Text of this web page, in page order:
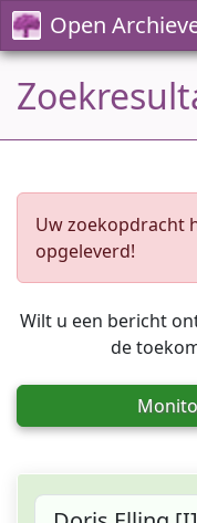
Open
Uw zoekopdracht
opgeleverd!
Wilt u een bericht
de